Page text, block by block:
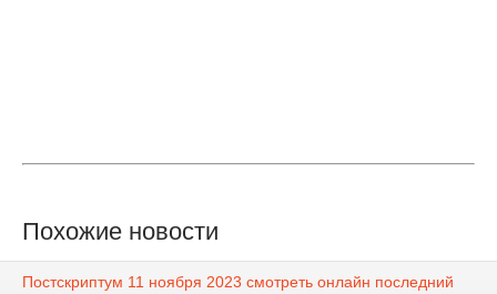
Похожие новости
Постскриптум 11 ноября 2023 смотреть онлайн последний